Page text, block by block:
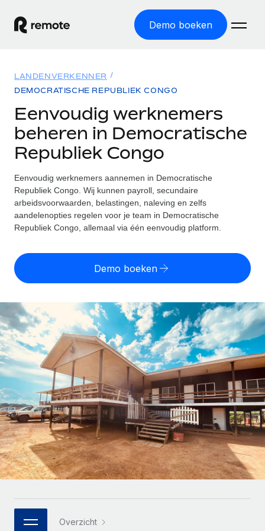
Demo boeken
Producten
GLOBAL HR
Global Payroll
Eenvoudig payroll uitvoeren
Employer of Record
Internationaal uitbreiden zonder kosten voor entiteiten
Contractor of Record
Zzp'ers compliant internationaal aantrekken
Contractor Management
Zzp'ers internationaal onboarden en beheren
Ingewikkelde HR-taken eenvoudig uitbesteden
INFRASTRUCTUUR
Remote Embedded
HR naadloos in workflows integreren
Platform
Ingebouwde essentiële HR-functies voor je team
Verbinden
Nieuw
AI-tools koppelen aan Remote met onze MCP
Integraties
Processen stroomlijnen met essentiële zakelijke tools
Solutions
INTERNATIONALE DEKKING
Vind global HR-support per land
Statenverkenner VS
Makkelijker mensen aannemen in alle staten van de VS
Start-ups
Flexibele global HR en payroll solutions voor groeiende
bedrijven
Mid-market
Teams uitbreiden met HR solutions op maat
Enterprise
Global HR voor grote bedrijven
WERK MET ONS SAMEN
Strategische technologiepartners
Een partner worden
Bronnen
TOOLS EN CALCULATORS
Risicocalculator voor verkeerde classificatie
Check de classificatierisico's per land
Calculator voor werknemerskosten
Betalingscalculator voor zzp'ers
internationale zzp'ers
LEREN MET REMOTE
Onderzoek en gidsen
Casestudy's
HR-woordenlijst
Checklists en templates
Bibliotheek met functiebeschrijvingen
Webinars
Evenementen
Tarieven
Nederlands
English
Français
Deutsch
Español
Italiano
Português (Portugal)
日本語
中文（简体）
Inloggen
LANDENVERKENNER
DEMOCRATISCHE REPUBLIEK CONGO
Eenvoudig werknemers
beheren in Democratische
Republiek Congo
Eenvoudig werknemers aannemen in Democratische
Republiek Congo. Wij kunnen payroll, secundaire
arbeidsvoorwaarden, belastingen, naleving en zelfs
aandelenopties regelen voor je team in Democratische
Republiek Congo, allemaal via één eenvoudig platform.
Demo boeken
Overzicht